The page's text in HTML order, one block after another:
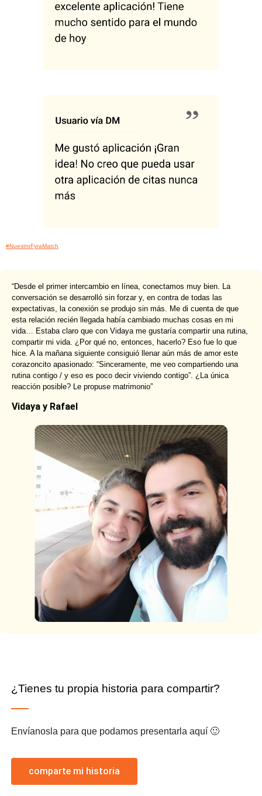
#NuestroFyraMatch
“Desde el primer intercambio en línea, conectamos muy bien. La
conversación se desarrolló sin forzar y, en contra de todas las
expectativas, la conexión se produjo sin más. Me di cuenta de que
esta relación recién llegada había cambiado muchas cosas en mi
vida… Estaba claro que con Vidaya me gustaría compartir una rutina,
compartir mi vida. ¿Por qué no, entonces, hacerlo? Eso fue lo que
hice. A la mañana siguiente consiguió llenar aún más de amor este
corazoncito apasionado: “Sinceramente, me veo compartiendo una
rutina contigo / y eso es poco decir viviendo contigo”. ¿La única
reacción posible? Le propuse matrimonio”
Vidaya y Rafael
¿Tienes tu propia historia para compartir?
Envíanosla para que podamos presentarla aquí 🙂
comparte mi historia